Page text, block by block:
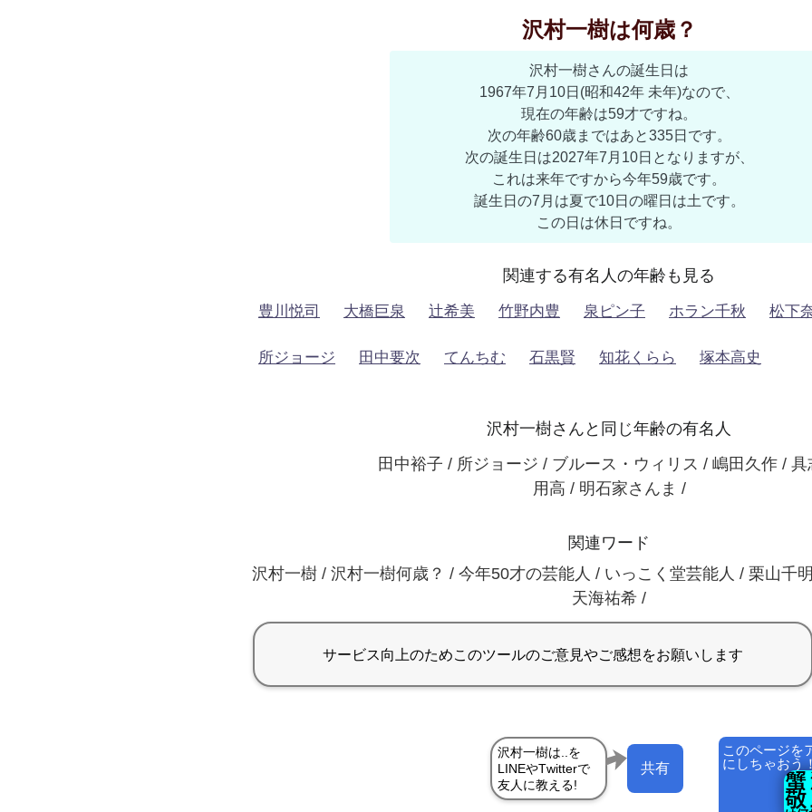
沢村一樹は何歳？
沢村一樹さんの誕生日は
1967年7月10日(昭和42年 未年)なので、
現在の年齢は59才ですね。
次の年齢60歳まではあと335日です。
次の誕生日は2027年7月10日となりますが、
これは来年ですから今年59歳です。
誕生日の7月は夏で10日の曜日は土です。
この日は休日ですね。
関連する有名人の年齢も見る
豊川悦司 大橋巨泉 辻希美 竹野内豊 泉ピン子 ホラン千秋 松下
所ジョージ 田中要次 てんちむ 石黒賢 知花くらら 塚本高史
沢村一樹さんと同じ年齢の有名人
田中裕子 / 所ジョージ / ブルース・ウィリス / 嶋田久作 / 具
用高 / 明石家さんま /
関連ワード
沢村一樹 / 沢村一樹何歳？ / 今年50才の芸能人 / いっこく堂芸能人 / 栗山千
天海祐希 /
このページを
にしちゃおう
共有